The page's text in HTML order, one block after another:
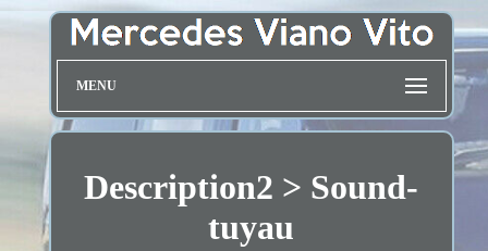
MENU
Description2 > Sound-
tuyau